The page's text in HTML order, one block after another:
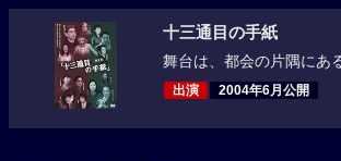
十三通目の手紙
舞台は、都会の片隅にあ
出演 2004年6月公開